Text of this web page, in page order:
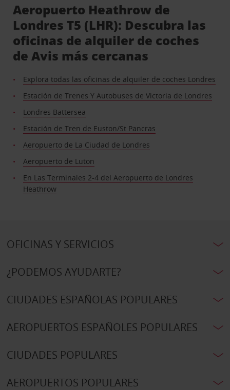
Aeropuerto Heathrow de
Londres T5 (LHR): Descubra las
oficinas de alquiler de coches
de Avis más cercanas
Explora todas las oficinas de alquiler de coches Londres
Estación de Trenes Y Autobuses de Victoria de Londres
Londres Battersea
Estación de Tren de Euston/St Pancras
Aeropuerto de La Ciudad de Londres
Aeropuerto de Luton
En Las Terminales 2-4 del Aeropuerto de Londres
Heathrow
OFICINAS Y SERVICIOS
¿PODEMOS AYUDARTE?
CIUDADES ESPAÑOLAS POPULARES
AEROPUERTOS ESPAÑOLES POPULARES
CIUDADES POPULARES
AEROPUERTOS POPULARES